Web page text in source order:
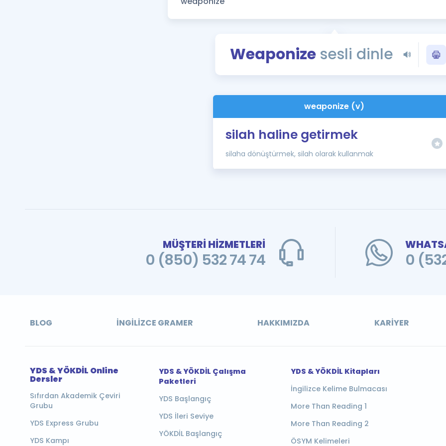
YDS - YÖKDİL
İngilizce
Weaponize sesli dinle
weaponize (v)
silah haline getirmek
silaha dönüştürmek, silah olarak kullanmak
MÜŞTERİ HİZMETLERİ
0 (850) 532 74 74 0
BLOG İNGILIZCE GRAMER HAKKIMIZDA KARIYER
YDS & YÖKDİL Online
Dersler
Sıfırdan Akademik Çeviri
Grubu
YDS Express Grubu
YDS Kampı
YDS & YÖKDİL Çalışma
Paketleri
YDS Başlangıç
YDS İleri Seviye
YÖKDİL Başlangıç
YDS & YÖKDİL Kitapları
İngilizce Kelime Bulmacası
More Than Reading 1
More Than Reading 2
ÖSYM Kelimeleri